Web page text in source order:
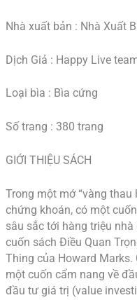
Nhà xuất bản : Nhà Xuất
Dịch Giả : Happy Live
Loại bìa : Bìa cứng
Số trang : 380 trang
GIỚI THIỆU SÁCH
Trong một mớ “vàng thau
chứng khoán, có một
sâu sắc tới hàng triệu
cuốn sách Điều Quan
Thing của Howard
một cuốn cẩm nang về
đầu tư giá trị (value